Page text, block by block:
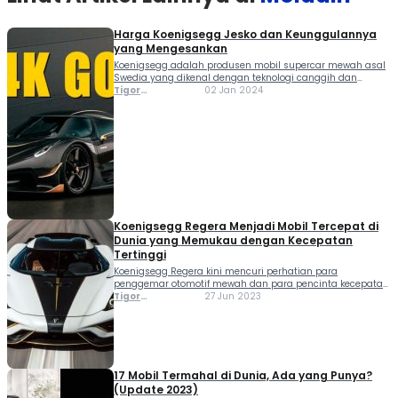
Harga Koenigsegg Jesko dan Keunggulannya
yang Mengesankan
Koenigsegg adalah produsen mobil supercar mewah asal
Swedia yang dikenal dengan teknologi canggih dan
desain futuristik. Sejak didirikan pada tahun 1994 oleh
Tigor
02 Jan 2024
Koenigsegg Regera Menjadi Mobil Tercepat di
Dunia yang Memukau dengan Kecepatan
Tertinggi
Koenigsegg Regera kini mencuri perhatian para
penggemar otomotif mewah dan para pencinta kecepatan
ekstrem. Dengan perpaduan mesin V8 5.0-liter twin-turbo
Tigor
27 Jun 2023
17 Mobil Termahal di Dunia, Ada yang Punya?
(Update 2023)